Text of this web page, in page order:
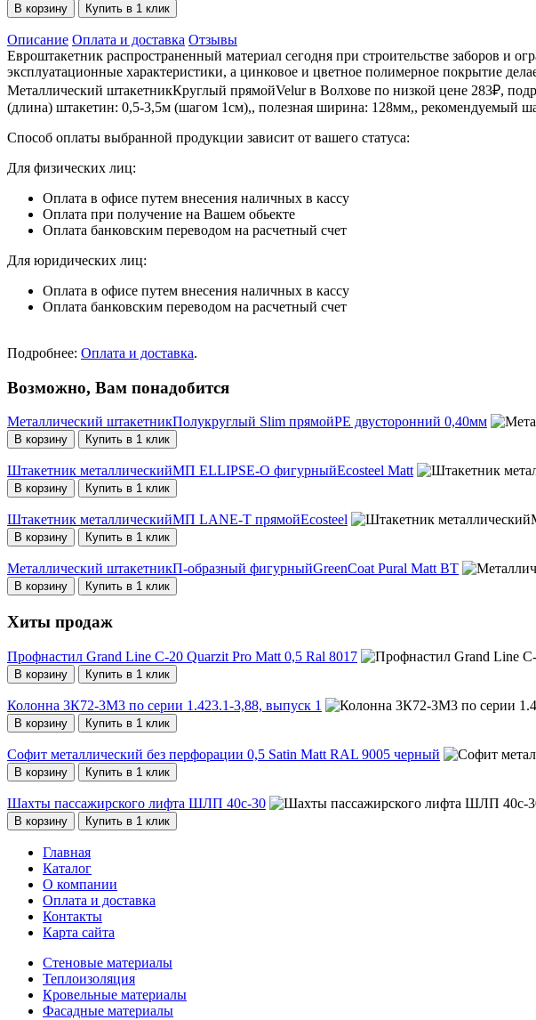
В корзину Купить в 1 клик
Описание Оплата и доставка Отзывы
Евроштакетник распространенный материал сегодня при строительстве заборов и
эксплуатационные характеристики, а цинковое и цветное полимерное покрытие
Металлический штакетникКруглый прямойVelur в Волхове по низкой цене 283₽,
(длина) штакетин: 0,5-3,5м (шагом 1см),, полезная ширина: 128мм,, рекомендуемый
Способ оплаты выбранной продукции зависит от вашего статуса:
Для физических лиц:
Оплата в офисе путем внесения наличных в кассу
Оплата при получение на Вашем обьекте
Оплата банковским переводом на расчетный счет
Для юридических лиц:
Оплата в офисе путем внесения наличных в кассу
Оплата банковским переводом на расчетный счет
Подробнее: Оплата и доставка.
Возможно, Вам понадобится
Металлический штакетникПолукруглый Slim прямойPE двусторонний 0,40мм
В корзину Купить в 1 клик
Штакетник металлическийМП ELLIPSE-O фигурныйEcosteel Matt
В корзину Купить в 1 клик
Штакетник металлическийМП LANE-T прямойEcosteel
В корзину Купить в 1 клик
Металлический штакетникП-образный фигурныйGreenCoat Pural Matt BT
В корзину Купить в 1 клик
Хиты продаж
Профнастил Grand Line С-20 Quarzit Pro Matt 0,5 Ral 8017
В корзину Купить в 1 клик
Колонна 3К72-3М3 по серии 1.423.1-3,88, выпуск 1
В корзину Купить в 1 клик
Софит металлический без перфорации 0,5 Satin Мatt RAL 9005 черный
В корзину Купить в 1 клик
Шахты пассажирского лифта ШЛП 40с-30
В корзину Купить в 1 клик
Главная
Каталог
О компании
Оплата и доставка
Контакты
Карта сайта
Стеновые материалы
Теплоизоляция
Кровельные материалы
Фасадные материалы